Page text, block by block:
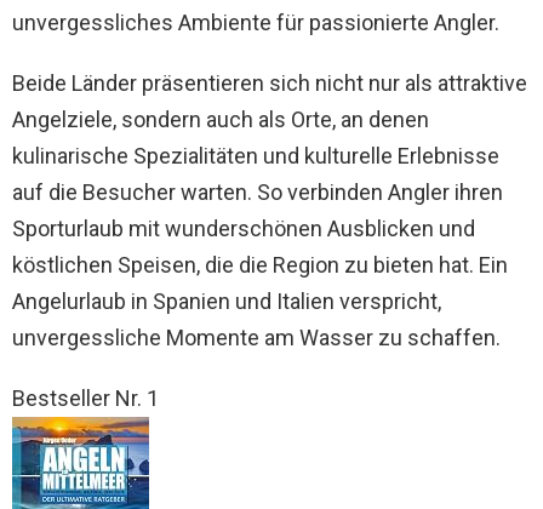
unvergessliches Ambiente für passionierte Angler.
Beide Länder präsentieren sich nicht nur als attraktive
Angelziele, sondern auch als Orte, an denen
kulinarische Spezialitäten und kulturelle Erlebnisse
auf die Besucher warten. So verbinden Angler ihren
Sporturlaub mit wunderschönen Ausblicken und
köstlichen Speisen, die die Region zu bieten hat. Ein
Angelurlaub in Spanien und Italien verspricht,
unvergessliche Momente am Wasser zu schaffen.
Bestseller Nr. 1